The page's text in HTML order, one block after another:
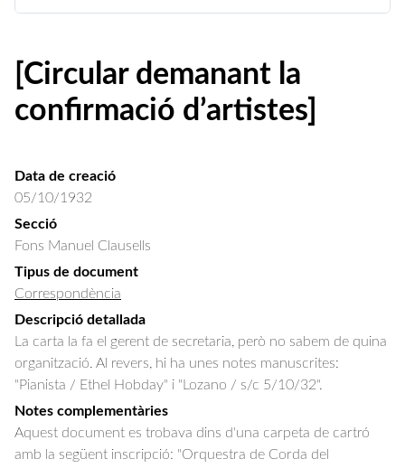
[Circular demanant la
confirmació d’artistes]
Data de creació
05/10/1932
Secció
Fons Manuel Clausells
Tipus de document
Correspondència
Descripció detallada
La carta la fa el gerent de secretaria, però no sabem de quina
organització. Al revers, hi ha unes notes manuscrites:
"Pianista / Ethel Hobday" i "Lozano / s/c 5/10/32".
Notes complementàries
Aquest document es trobava dins d'una carpeta de cartró
amb la següent inscripció: "Orquestra de Corda del